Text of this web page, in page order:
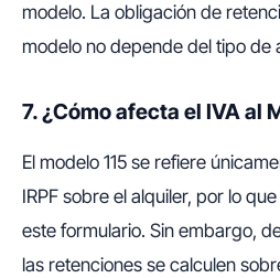
modelo. La obligación de
modelo no depende del tipo de
7. ¿Cómo afecta el IVA al
El modelo 115 se refiere
IRPF sobre el alquiler, por lo
este formulario. Sin embargo,
las retenciones se calculen